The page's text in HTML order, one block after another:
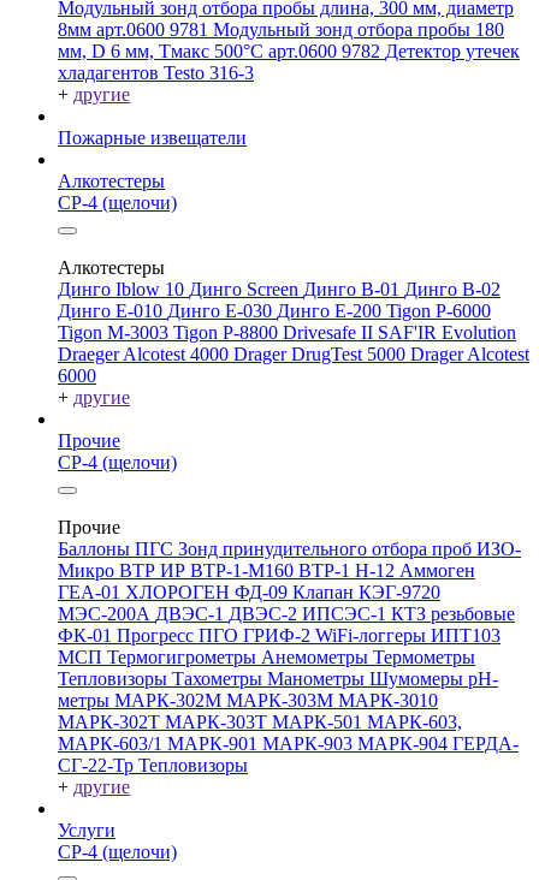
Модульный зонд отбора пробы длина, 300 мм, диаметр
8мм арт.0600 9781 Модульный зонд отбора пробы 180
мм, D 6 мм, Tмакс 500°С арт.0600 9782 Детектор утечек
хладагентов Testo 316-3
+ другие
Пожарные извещатели
Алкотестеры
СР-4 (щелочи)
Алкотестеры
Динго Iblow 10 Динго Screen Динго В-01 Динго В-02
Динго Е-010 Динго Е-030 Динго Е-200 Tigon P-6000
Tigon M-3003 Tigon P-8800 Drivesafe II SAF'IR Evolution
Draeger Alcotest 4000 Drager DrugTest 5000 Drager Alcotest
6000
+ другие
Прочие
СР-4 (щелочи)
Прочие
Баллоны ПГС Зонд принудительного отбора проб ИЗО-
Микро ВТР ИР ВТР-1-М160 ВТР-1 Н-12 Аммоген
ГЕА-01 ХЛОРОГЕН ФД-09 Клапан КЭГ-9720
МЭС-200А ДВЭС-1 ДВЭС-2 ИПСЭС-1 КТЗ резьбовые
ФК-01 Прогресс ПГО ГРИФ-2 WiFi-логгеры ИПТ103
МСП Термогигрометры Анемометры Термометры
Тепловизоры Тахометры Манометры Шумомеры pH-
метры МАРК-302М МАРК-303М МАРК-3010
МАРК-302Т МАРК-303Т МАРК-501 МАРК-603,
МАРК-603/1 МАРК-901 МАРК-903 МАРК-904 ГЕРДА-
СГ-22-Тр Тепловизоры
+ другие
Услуги
СР-4 (щелочи)